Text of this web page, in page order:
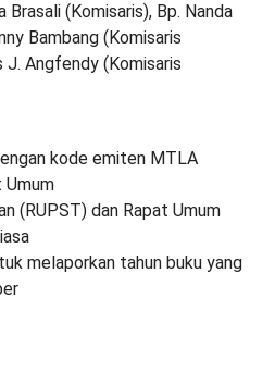
Brasali (Komisaris), Bp. Nanda
Bambang (Komisaris
J. Angfendy (Komisaris
kode emiten MTLA
Umum
(RUPST) dan Rapat Umum
melaporkan tahun buku yang